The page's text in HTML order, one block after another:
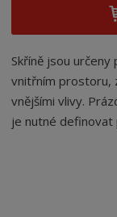
Skříně jsou
vnitřním prostoru,
vnějšími vlivy.
je nutné definovat